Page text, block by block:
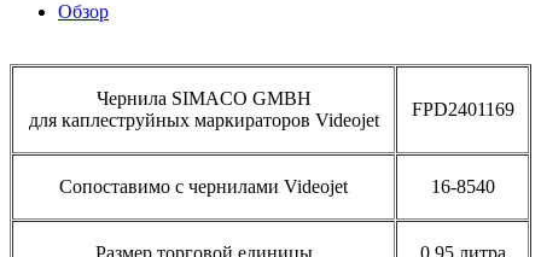
Обзор
Чернила SIMACO GMBH
для каплеструйных маркираторов Videojet
FPD2401169
Сопоставимо с чернилами Videojet 16-8540